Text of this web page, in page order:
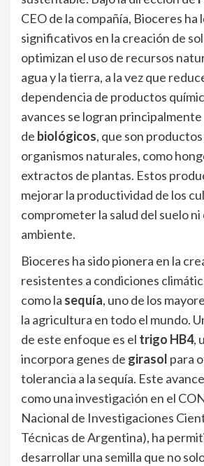
CEO de la compañía, Bioceres ha
significativos en la creación de
optimizan el uso de recursos
agua y la tierra, a la vez que
dependencia de productos
avances se logran
de biológicos, que son
organismos naturales, como
extractos de plantas. Estos
mejorar la productividad de los
comprometer la salud del suelo ni
ambiente.
Bioceres ha sido pionera en la
resistentes a condiciones
como la sequía, uno de los
la agricultura en todo el mundo.
de este enfoque es el trigo HB4,
incorpora genes de girasol para
tolerancia a la sequía. Este
como una investigación en el
Nacional de Investigaciones
Técnicas de Argentina), ha
desarrollar una semilla que no